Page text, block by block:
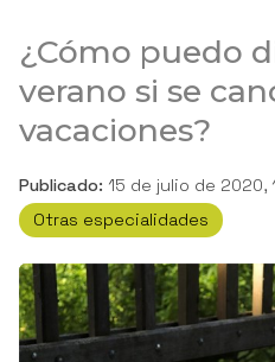
¿Cómo puedo
verano si se
vacaciones?
Publicado: 15 de julio de 2020,
Otras especialidades